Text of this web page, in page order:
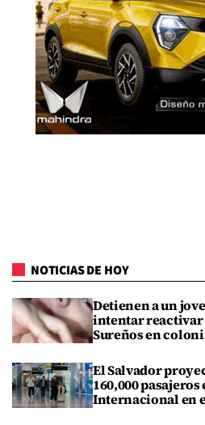
NOTICIAS DE HOY
Detienen a un
intentar reactivar
Sureños en
El Salvador
160,000
Internacional en